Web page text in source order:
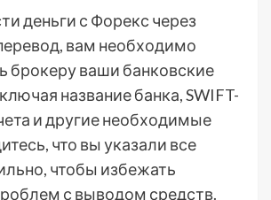
деньги с Форекс через
вам необходимо
брокеру ваши банковские
название банка, SWIFT-
и другие необходимые
что вы указали все
чтобы избежать
с выводом средств.